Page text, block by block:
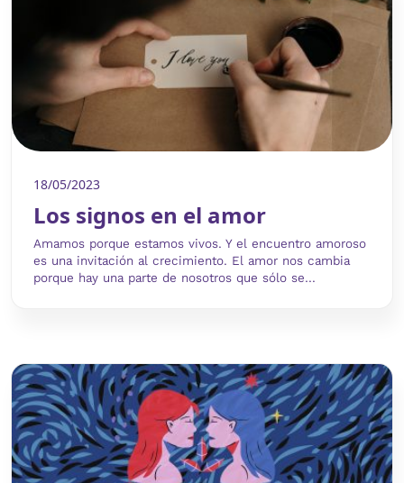
18/05/2023
Los signos en el amor
Amamos porque estamos vivos. Y el encuentro amoroso
es una invitación al crecimiento. El amor nos cambia
porque hay una parte de nosotros que sólo se...